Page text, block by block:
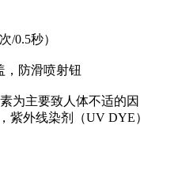
/0.5秒）
，防滑喷射钮
为主要致人体不适的因
紫外线染剂（UV DYE）